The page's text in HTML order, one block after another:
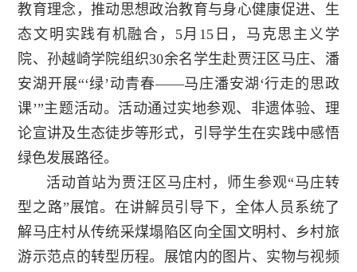
教育理念，推动思想政治教育与身心健康促进、生
态文明实践有机融合，5月15日，马克思主义学
院、孙越崎学院组织30余名学生赴贾汪区马庄、潘
安湖开展“‘绿’动青春——马庄潘安湖‘行走的思政
课’”主题活动。活动通过实地参观、非遗体验、理
论宣讲及生态徒步等形式，引导学生在实践中感悟
绿色发展路径。
活动首站为贾汪区马庄村，师生参观“马庄转
型之路”展馆。在讲解员引导下，全体人员系统了
解马庄村从传统采煤塌陷区向全国文明村、乡村旅
游示范点的转型历程。展馆内的图片、实物与视频